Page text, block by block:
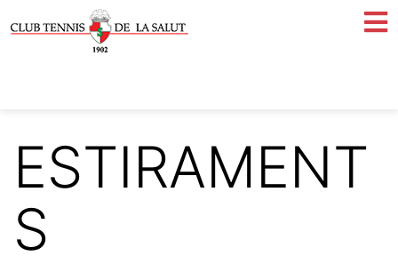
ESTIRAMENT
S